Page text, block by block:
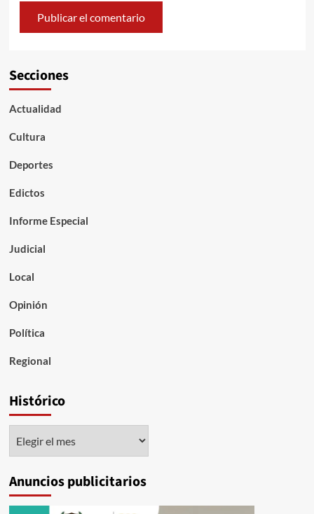
Secciones
Actualidad
Cultura
Deportes
Edictos
Informe Especial
Judicial
Local
Opinión
Política
Regional
Histórico
Anuncios publicitarios